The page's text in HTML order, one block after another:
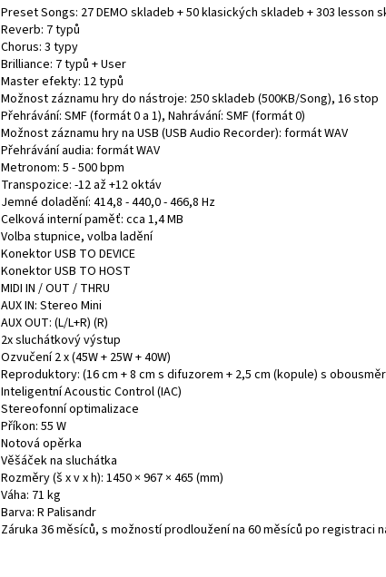
Preset Songs: 27 DEMO skladeb + 50 klasických skladeb + 303 lesson
Reverb: 7 typů
Chorus: 3 typy
Brilliance: 7 typů + User
Master efekty: 12 typů
Možnost záznamu hry do nástroje: 250 skladeb (500KB/Song), 16 stop
Přehrávání: SMF (formát 0 a 1), Nahrávání: SMF (formát 0)
Možnost záznamu hry na USB (USB Audio Recorder): formát WAV
Přehrávání audia: formát WAV
Metronom: 5 - 500 bpm
Transpozice: -12 až +12 oktáv
Jemné doladění: 414,8 - 440,0 - 466,8 Hz
Celková interní paměť: cca 1,4 MB
Volba stupnice, volba ladění
Konektor USB TO DEVICE
Konektor USB TO HOST
MIDI IN / OUT / THRU
AUX IN: Stereo Mini
AUX OUT: (L/L+R) (R)
2x sluchátkový výstup
Ozvučení 2 x (45W + 25W + 40W)
Reproduktory: (16 cm + 8 cm s difuzorem + 2,5 cm (kopule) s
Inteligentní Acoustic Control (IAC)
Stereofonní optimalizace
Příkon: 55 W
Notová opěrka
Věšáček na sluchátka
Rozměry (š x v x h): 1450 × 967 × 465 (mm)
Váha: 71 kg
Barva: R Palisandr
Záruka 36 měsíců, s možností prodloužení na 60 měsíců po registraci